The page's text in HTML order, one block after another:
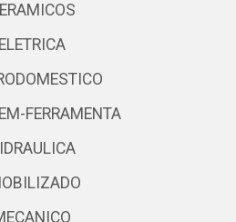
ELETRICA
FERRAMENTA